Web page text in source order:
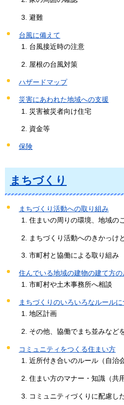
避難
台風に備えて
台風接近時の注意
屋根の台風対策
ハザードマップ
災害にあわれた地域への支援
災害被災者向け住宅
資金等
保険
まちづくり
まちづくり活動への取り組み
住まいの周りの環境、地域の
まちづくり活動へのきかっけ
市町村と協働による取り組み
住んでいる地域の建物の建て方
市町村や土木事務所へ相談
まちづくりのいろいろなルールに
地区計画
その他、協働でまち並みなど
コミュニティをつくる住まい方
近所付き合いのルール（自治
住まい方のマナー・知識（共
コミュニティづくりに配慮し